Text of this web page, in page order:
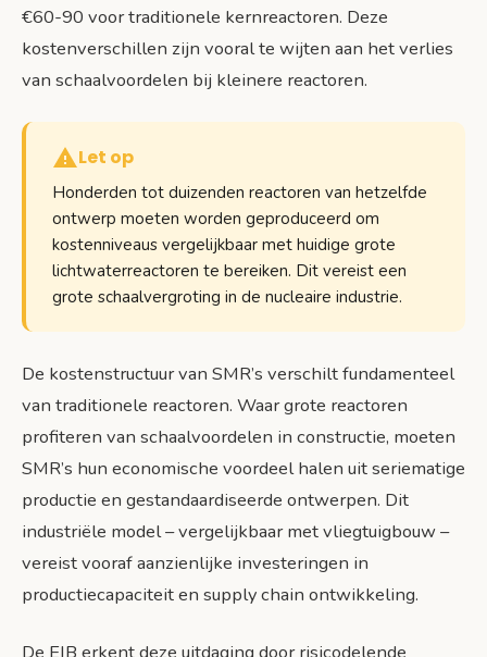
€60-90 voor traditionele kernreactoren. Deze
kostenverschillen zijn vooral te wijten aan het verlies
van schaalvoordelen bij kleinere reactoren.
Let op
Honderden tot duizenden reactoren van hetzelfde
ontwerp moeten worden geproduceerd om
kostenniveaus vergelijkbaar met huidige grote
lichtwaterreactoren te bereiken. Dit vereist een
grote schaalvergroting in de nucleaire industrie.
De kostenstructuur van SMR’s verschilt fundamenteel
van traditionele reactoren. Waar grote reactoren
profiteren van schaalvoordelen in constructie, moeten
SMR’s hun economische voordeel halen uit seriematige
productie en gestandaardiseerde ontwerpen. Dit
industriële model – vergelijkbaar met vliegtuigbouw –
vereist vooraf aanzienlijke investeringen in
productiecapaciteit en supply chain ontwikkeling.
De EIB erkent deze uitdaging door risicodelende